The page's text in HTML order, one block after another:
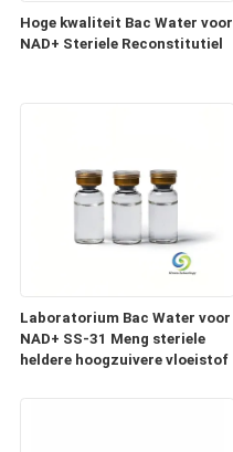
Hoge kwaliteit Bac Water voor
NAD+ Steriele Reconstitutiel
Laboratorium Bac Water voor
NAD+ SS-31 Meng steriele
heldere hoogzuivere vloeistof